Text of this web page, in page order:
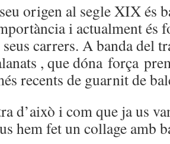
origen al segle XIX és
i actualment és
carrers. A banda del
, que dóna força
recents de guarnit de
d’això i com que ja us
hem fet un collage amb